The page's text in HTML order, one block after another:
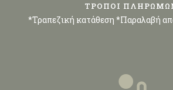
ΤΡΟΠΟΙ
*Τραπεζική κατάθεση *Παραλαβή